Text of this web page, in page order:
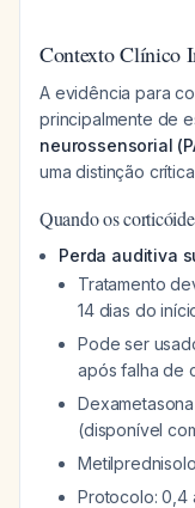
Contexto Clínico
A evidência para
principalmente de
neurossensorial
uma distinção
Quando os
Perda auditiva
Tratamento
14 dias do
Pode ser
após falha de
(disponível
Protocolo: 0,4